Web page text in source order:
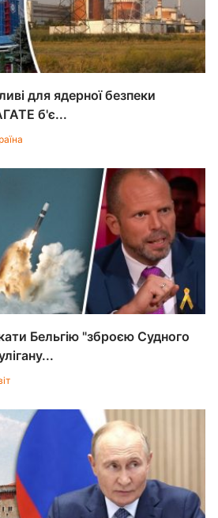
для ядерної безпеки
б'є...
Бельгію "зброєю Судного